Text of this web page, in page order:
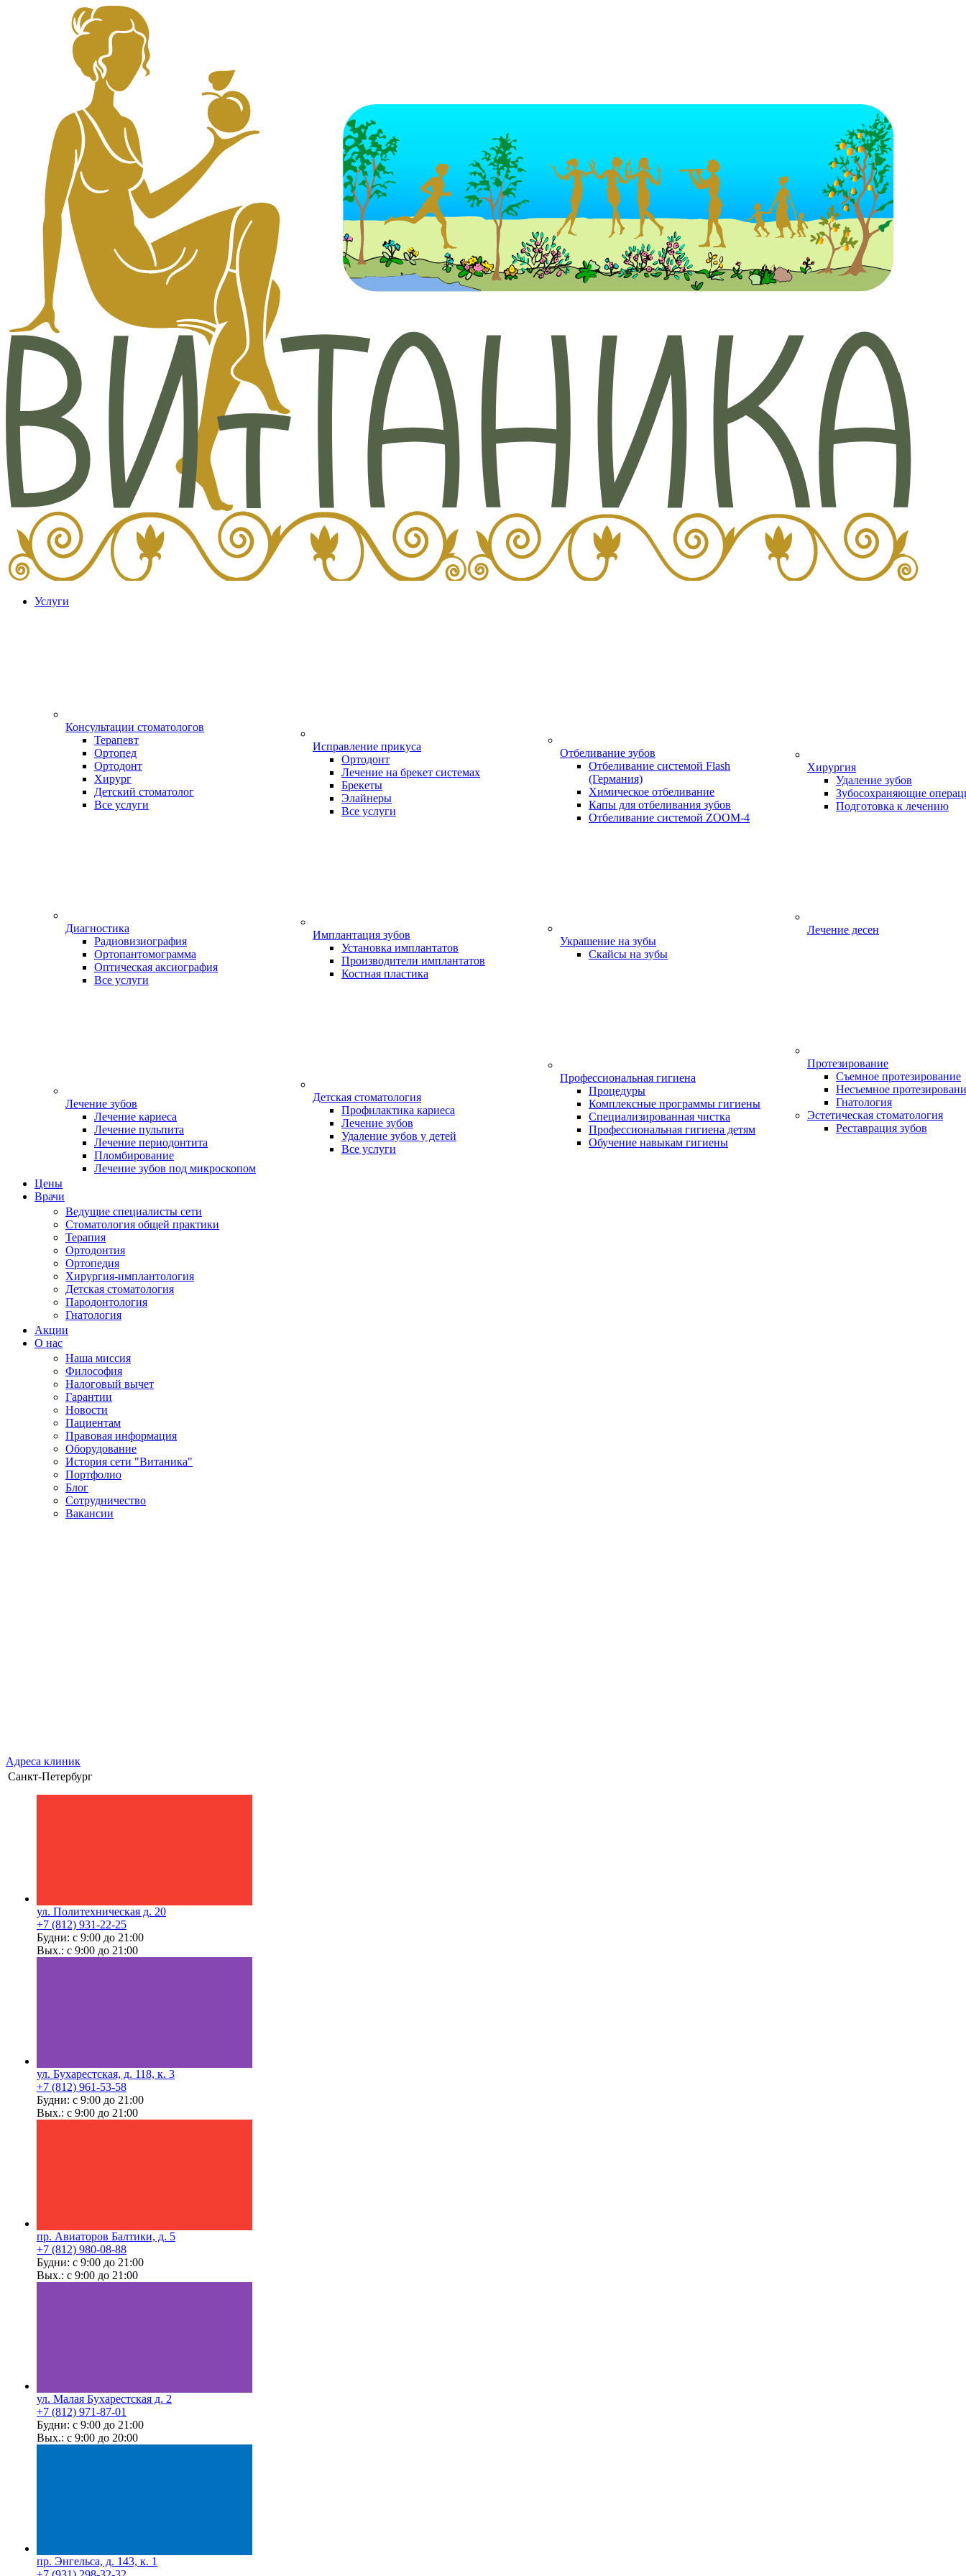
Услуги
Консультации стоматологов
Терапевт
Ортопед
Ортодонт
Хирург
Детский стоматолог
Все услуги
Диагностика
Радиовизиография
Ортопантомограмма
Оптическая аксиография
Все услуги
Лечение зубов
Лечение кариеса
Лечение пульпита
Лечение периодонтита
Пломбирование
Лечение зубов под микроскопом
Исправление прикуса
Ортодонт
Лечение на брекет системах
Брекеты
Элайнеры
Все услуги
Имплантация зубов
Установка имплантатов
Производители имплантатов
Костная пластика
Детская стоматология
Профилактика кариеса
Лечение зубов
Удаление зубов у детей
Все услуги
Отбеливание зубов
Отбеливание системой Flash
(Германия)
Химическое отбеливание
Капы для отбеливания зубов
Отбеливание системой ZOOM-4
Украшение на зубы
Скайсы на зубы
Профессиональная гигиена
Процедуры
Комплексные программы гигиены
Специализированная чистка
Профессиональная гигиена детям
Обучение навыкам гигиены
Хирургия
Удаление зубов
Зубосохраняющие
Подготовка к лечению
Лечение десен
Протезирование
Съемное протезирование
Несъемное
Гнатология
Эстетическая стоматология
Реставрация зубов
Цены
Врачи
Ведущие специалисты сети
Стоматология общей практики
Терапия
Ортодонтия
Ортопедия
Хирургия-имплантология
Детская стоматология
Пародонтология
Гнатология
Акции
О нас
Наша миссия
Философия
Налоговый вычет
Гарантии
Новости
Пациентам
Правовая информация
Оборудование
История сети "Витаника"
Портфолио
Блог
Сотрудничество
Вакансии
Адреса клиник
Санкт-Петербург
ул. Политехническая д. 20
+7 (812) 931-22-25
Будни: с 9:00 до 21:00
Вых.: с 9:00 до 21:00
ул. Бухарестская, д. 118, к. 3
+7 (812) 961-53-58
Будни: с 9:00 до 21:00
Вых.: с 9:00 до 21:00
пр. Авиаторов Балтики, д. 5
+7 (812) 980-08-88
Будни: с 9:00 до 21:00
Вых.: с 9:00 до 21:00
ул. Малая Бухарестская д. 2
+7 (812) 971-87-01
Будни: с 9:00 до 21:00
Вых.: с 9:00 до 20:00
пр. Энгельса, д. 143, к. 1